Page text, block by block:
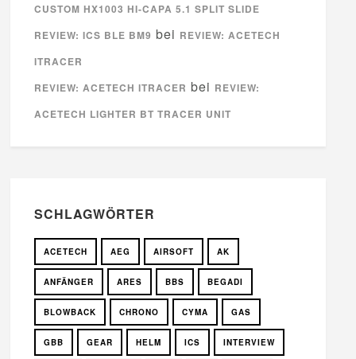
CUSTOM HX1003 HI-CAPA 5.1 SPLIT SLIDE
REVIEW: ICS BLE BM9 bei REVIEW: ACETECH
ITRACER
REVIEW: ACETECH ITRACER bei REVIEW:
ACETECH LIGHTER BT TRACER UNIT
SCHLAGWÖRTER
ACETECH AEG AIRSOFT AK
ANFÄNGER ARES BBS BEGADI
BLOWBACK CHRONO CYMA GAS
GBB GEAR HELM ICS INTERVIEW